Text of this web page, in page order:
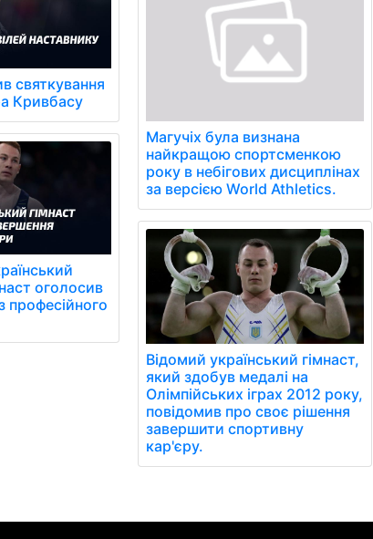
святкування
Кривбасу
оголосив
професійного
Магучіх була визнана
найкращою спортсменкою
року в небігових дисциплінах
за версією World Athletics.
Відомий український гімнаст,
який здобув медалі на
Олімпійських іграх 2012 року,
повідомив про своє рішення
завершити спортивну
кар'єру.